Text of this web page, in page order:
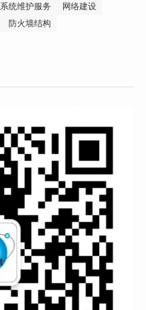
系统维护服务
网络建设
防火墙结构